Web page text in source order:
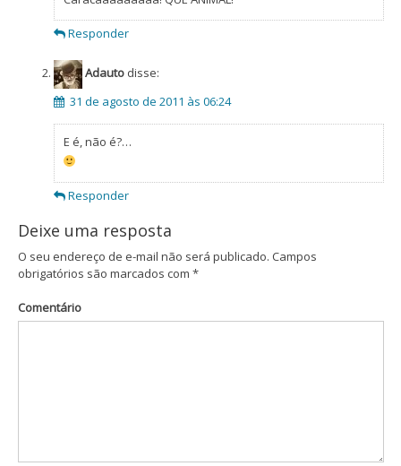
Responder
Adauto disse:
31 de agosto de 2011 às 06:24
E é, não é?…
Responder
Deixe uma resposta
O seu endereço de e-mail não será publicado. Campos
obrigatórios são marcados com *
Comentário